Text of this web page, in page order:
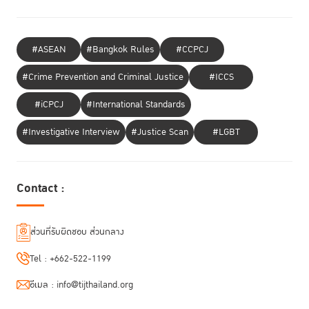
สนับสนุนให้ประเทศไทยบรรลุมาตรฐาน OECD ได้สำเร็จ
ติดตามเอกสารสรุปฉบับเต็มได้ในระบบ e-office
#ASEAN #Bangkok Rules
#CCPCJ
#Crime Prevention and Criminal Justice
#ICCS
#iCPCJ
#International Standards
#Investigative Interview
#Justice Scan #LGBT
Contact :
ส่วนที่รับผิดชอบ ส่วนกลาง
Tel : +662-522-1199
อีเมล : info@tijthailand.org